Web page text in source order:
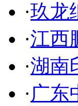
·玖龙
·江西
·湖南
·广东